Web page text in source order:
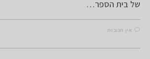
של בית הספר…
אין תגובות